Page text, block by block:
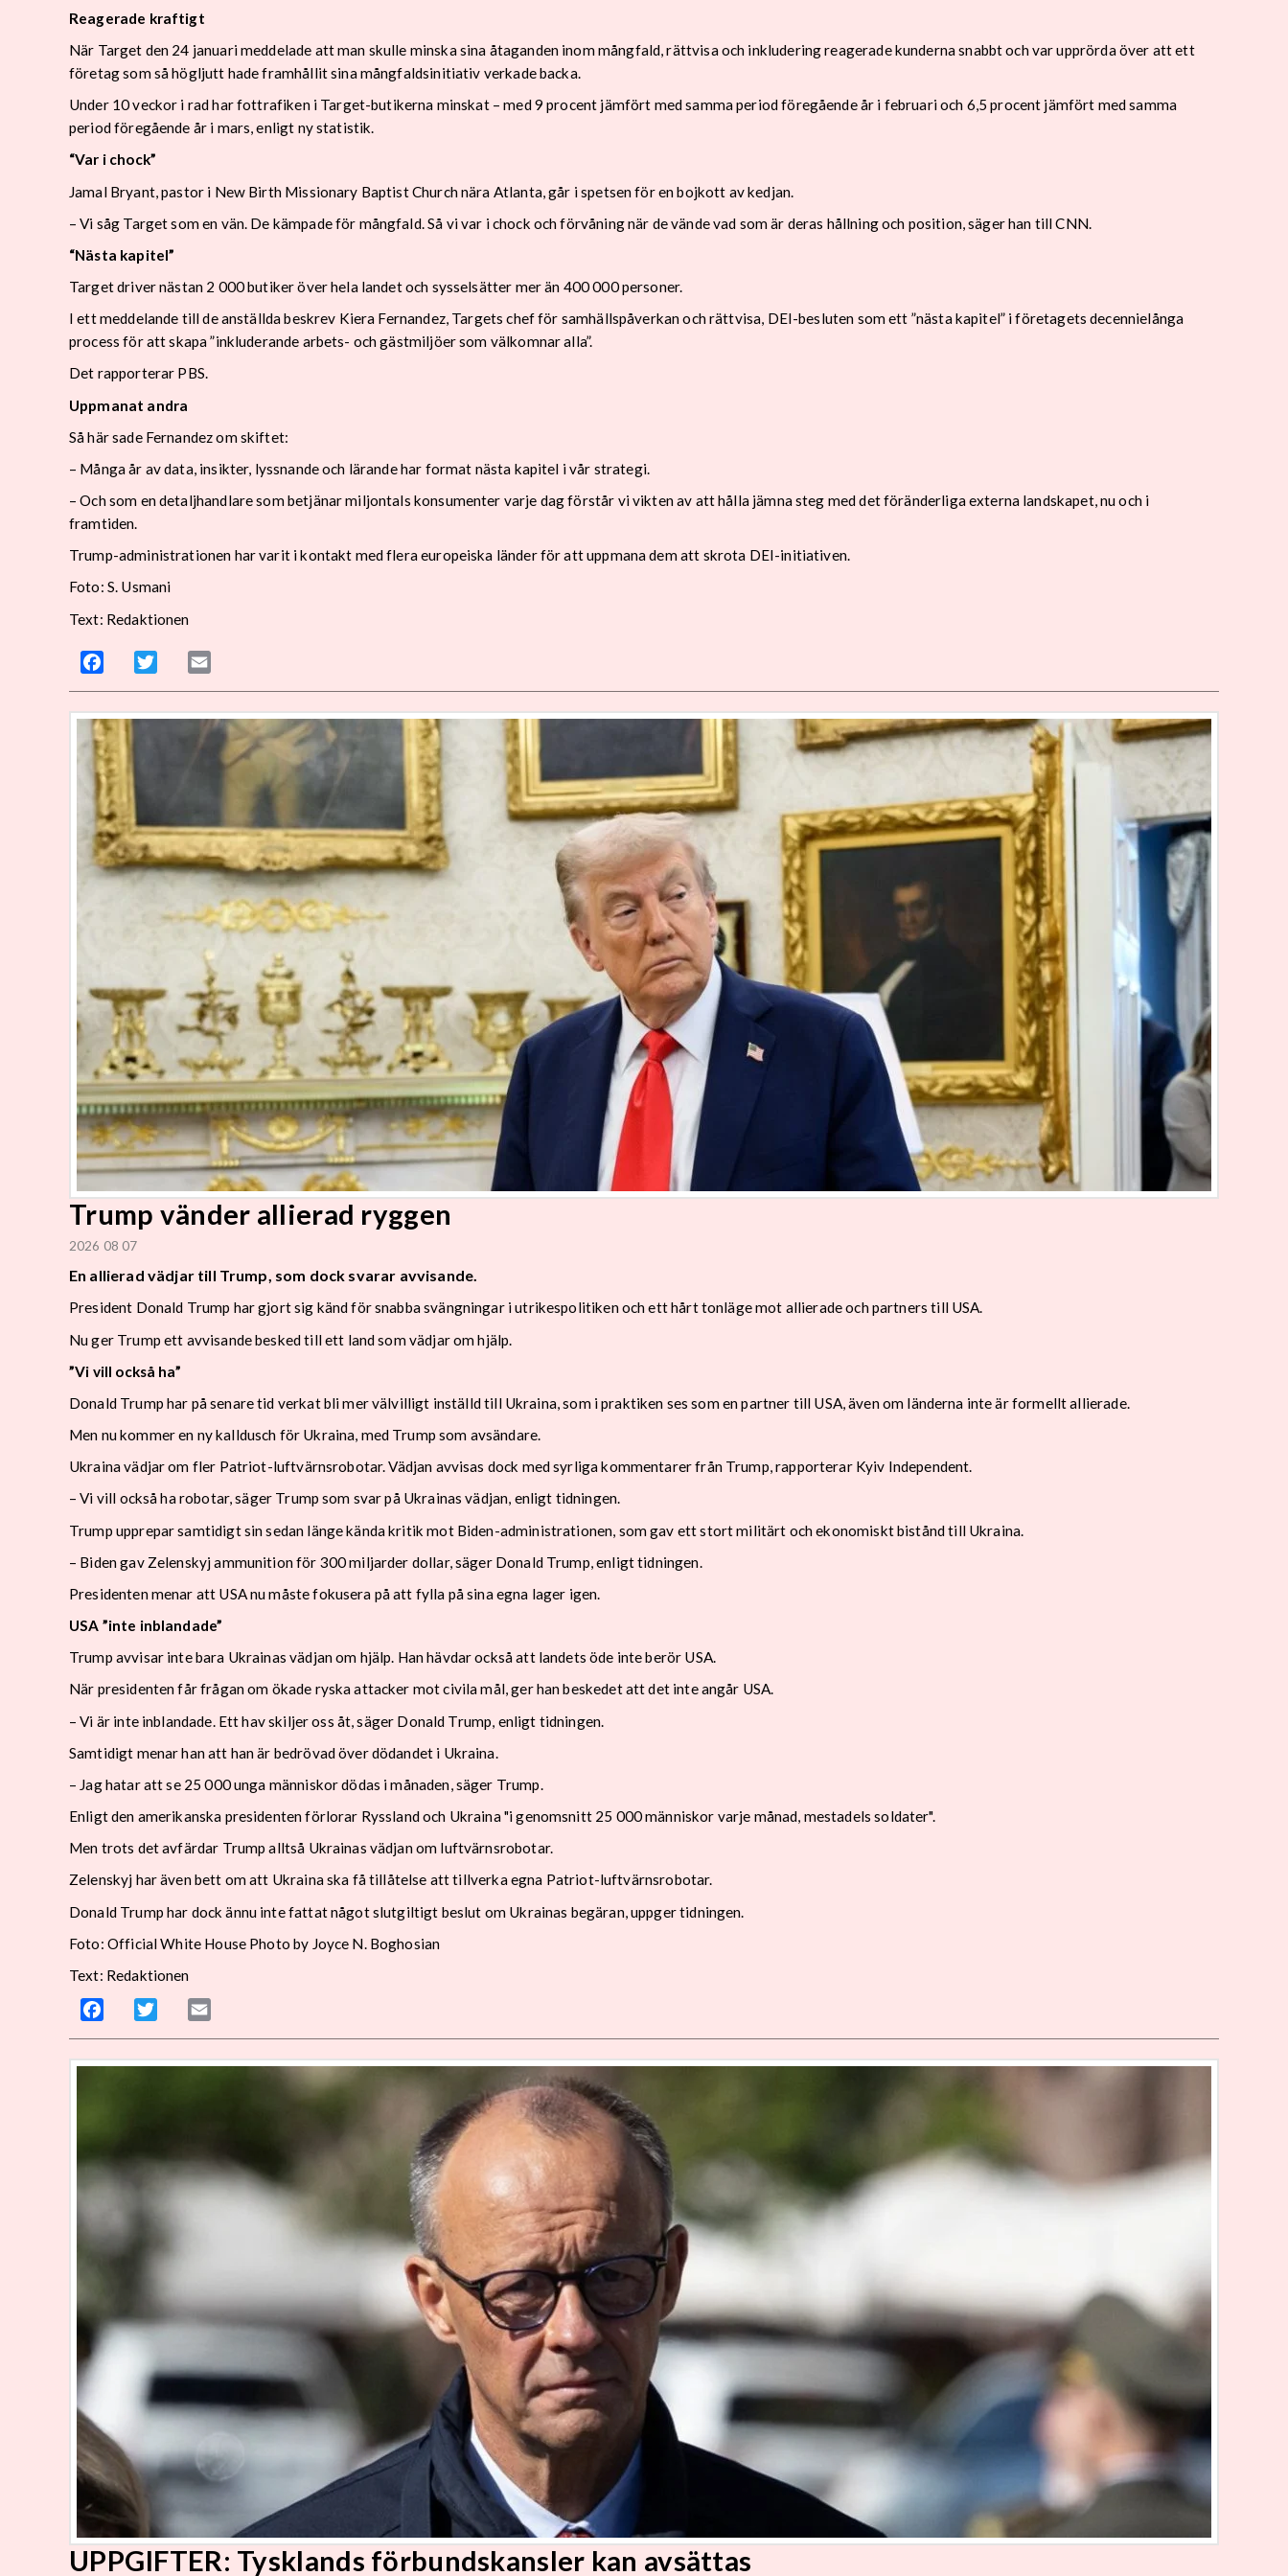
Reagerade kraftigt
När Target den 24 januari meddelade att man skulle minska sina åtaganden inom mångfald, rättvisa och inkludering reagerade kunderna snabbt och var upprörda över att ett
företag som så högljutt hade framhållit sina mångfaldsinitiativ verkade backa.
Under 10 veckor i rad har fottrafiken i Target-butikerna minskat – med 9 procent jämfört med samma period föregående år i februari och 6,5 procent jämfört med samma
period föregående år i mars, enligt ny statistik.
“Var i chock”
Jamal Bryant, pastor i New Birth Missionary Baptist Church nära Atlanta, går i spetsen för en bojkott av kedjan.
– Vi såg Target som en vän. De kämpade för mångfald. Så vi var i chock och förvåning när de vände vad som är deras hållning och position, säger han till CNN.
“Nästa kapitel”
Target driver nästan 2 000 butiker över hela landet och sysselsätter mer än 400 000 personer.
I ett meddelande till de anställda beskrev Kiera Fernandez, Targets chef för samhällspåverkan och rättvisa, DEI-besluten som ett ”nästa kapitel” i företagets decennielånga
process för att skapa ”inkluderande arbets- och gästmiljöer som välkomnar alla”.
Det rapporterar PBS.
Uppmanat andra
Så här sade Fernandez om skiftet:
– Många år av data, insikter, lyssnande och lärande har format nästa kapitel i vår strategi.
– Och som en detaljhandlare som betjänar miljontals konsumenter varje dag förstår vi vikten av att hålla jämna steg med det föränderliga externa landskapet, nu och i
framtiden.
Trump-administrationen har varit i kontakt med flera europeiska länder för att uppmana dem att skrota DEI-initiativen.
Foto: S. Usmani
Text: Redaktionen
Facebook Twitter
Trump vänder allierad ryggen
2026 08 07
En allierad vädjar till Trump, som dock svarar avvisande.
President Donald Trump har gjort sig känd för snabba svängningar i utrikespolitiken och ett hårt tonläge mot allierade och partners till USA.
Nu ger Trump ett avvisande besked till ett land som vädjar om hjälp.
”Vi vill också ha”
Donald Trump har på senare tid verkat bli mer välvilligt inställd till Ukraina, som i praktiken ses som en partner till USA, även om länderna inte är formellt allierade.
Men nu kommer en ny kalldusch för Ukraina, med Trump som avsändare.
Ukraina vädjar om fler Patriot-luftvärnsrobotar. Vädjan avvisas dock med syrliga kommentarer från Trump, rapporterar Kyiv Independent.
– Vi vill också ha robotar, säger Trump som svar på Ukrainas vädjan, enligt tidningen.
Trump upprepar samtidigt sin sedan länge kända kritik mot Biden-administrationen, som gav ett stort militärt och ekonomiskt bistånd till Ukraina.
– Biden gav Zelenskyj ammunition för 300 miljarder dollar, säger Donald Trump, enligt tidningen.
Presidenten menar att USA nu måste fokusera på att fylla på sina egna lager igen.
USA ”inte inblandade”
Trump avvisar inte bara Ukrainas vädjan om hjälp. Han hävdar också att landets öde inte berör USA.
När presidenten får frågan om ökade ryska attacker mot civila mål, ger han beskedet att det inte angår USA.
– Vi är inte inblandade. Ett hav skiljer oss åt, säger Donald Trump, enligt tidningen.
Samtidigt menar han att han är bedrövad över dödandet i Ukraina.
– Jag hatar att se 25 000 unga människor dödas i månaden, säger Trump.
Enligt den amerikanska presidenten förlorar Ryssland och Ukraina "i genomsnitt 25 000 människor varje månad, mestadels soldater".
Men trots det avfärdar Trump alltså Ukrainas vädjan om luftvärnsrobotar.
Zelenskyj har även bett om att Ukraina ska få tillåtelse att tillverka egna Patriot-luftvärnsrobotar.
Donald Trump har dock ännu inte fattat något slutgiltigt beslut om Ukrainas begäran, uppger tidningen.
Foto: Official White House Photo by Joyce N. Boghosian
Text: Redaktionen
Facebook Twitter
UPPGIFTER: Tysklands förbundskansler kan avsättas